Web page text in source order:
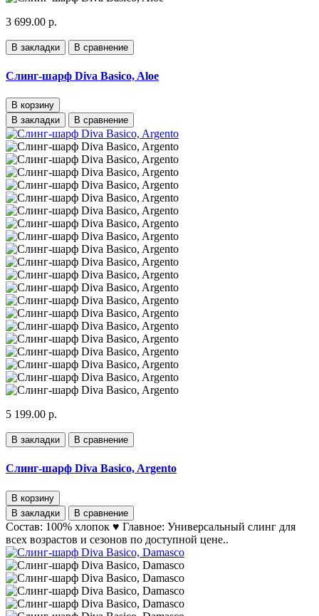
3 699.00 р.
В закладки В сравнение
Слинг-шарф Diva Basico, Aloe
В корзину
В закладки
В сравнение
5 199.00 р.
В закладки В сравнение
Слинг-шарф Diva Basico, Argento
В корзину
В закладки
В сравнение
Состав: 100% хлопок ♥ Главное: Универсальный слинг для
всех возрастов и сезонов по доступной цене..